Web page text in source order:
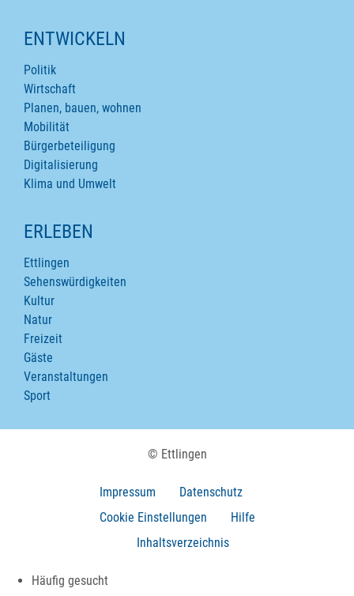
ENTWICKELN
Politik
Wirtschaft
Planen, bauen, wohnen
Mobilität
Bürgerbeteiligung
Digitalisierung
Klima und Umwelt
ERLEBEN
Ettlingen
Sehenswürdigkeiten
Kultur
Natur
Freizeit
Gäste
Veranstaltungen
Sport
© Ettlingen
Impressum
Datenschutz
Cookie Einstellungen
Hilfe
Inhaltsverzeichnis
Häufig gesucht